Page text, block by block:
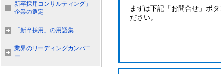
まずは下記「お問合せ」ボ
ださい。
新卒採用コンサルティング」
企業の選定
「新卒採用」の用語集
業界のリーディングカンパニ
ー